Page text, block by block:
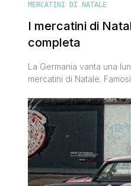
MERCATINI DI NATALE
I mercatini di
completa
La Germania vanta una
mercatini di Natale.
dell'Avvento anche la
chiunque ci si trovi a
quell'atmosfera magica
conta [']